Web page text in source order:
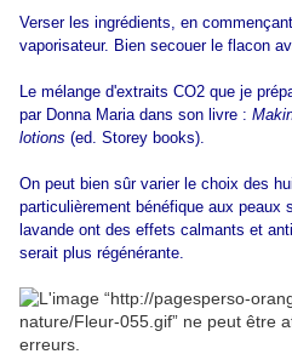
Verser les ingrédients, en
vaporisateur. Bien secouer le flacon
Le mélange d'extraits CO2 que je
par Donna Maria dans son livre :
lotions (ed. Storey books).
On peut bien sûr varier le choix des
particulièrement bénéfique aux peaux
lavande ont des effets calmants et
serait plus régénérante.